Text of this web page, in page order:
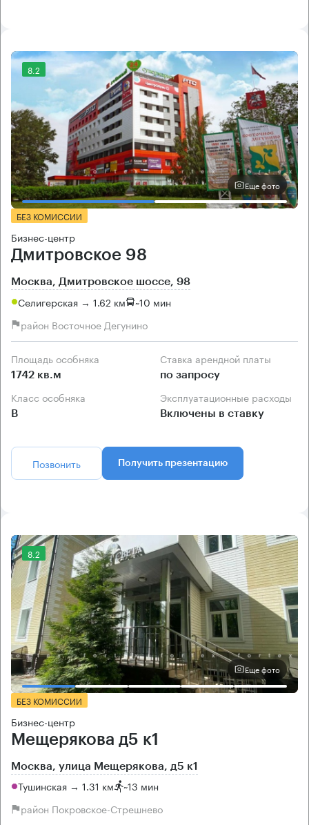
8.2
Еще фото
БЕЗ КОМИССИИ
Бизнес-центр
Дмитровское 98
Москва, Дмитровское шоссе, 98
Селигерская → 1.62 км ~10 мин
район Восточное Дегунино
Площадь особняка
1742 кв.м
Ставка арендной платы
по запросу
Класс особняка
B
Эксплуатационные расходы
Включены в ставку
Позвонить Получить презентацию
8.2
Еще фото
БЕЗ КОМИССИИ
Бизнес-центр
Мещерякова д5 к1
Москва, улица Мещерякова, д5 к1
Тушинская → 1.31 км ~13 мин
район Покровское-Стрешнево